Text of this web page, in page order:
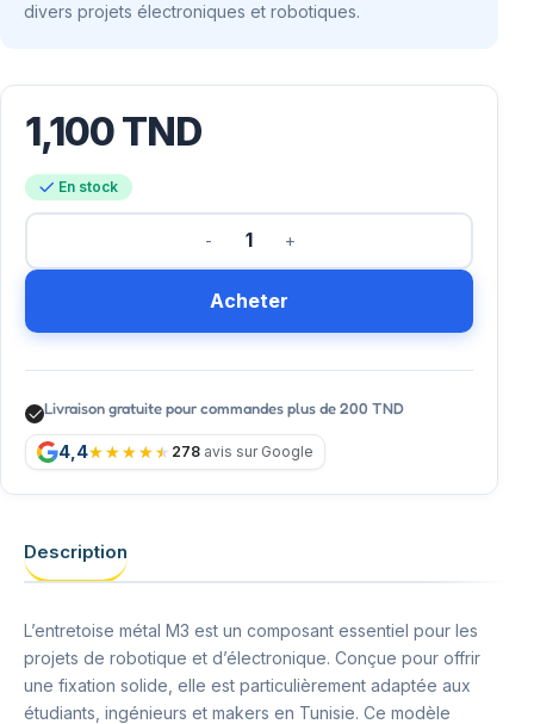
divers projets électroniques et robotiques.
1,100TND
En stock
Acheter
Livraison gratuite pour commandes plus de 200 TND
4,4 278 avis sur Google
Description
L’entretoise métal M3 est un composant essentiel pour les
projets de robotique et d’électronique. Conçue pour offrir
une fixation solide, elle est particulièrement adaptée aux
étudiants, ingénieurs et makers en Tunisie. Ce modèle